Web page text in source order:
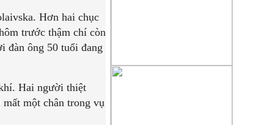
Hơn hai chục
trước thậm chí còn
đàn ông 50 tuổi đang
Hai người thiệt
một chân trong vụ